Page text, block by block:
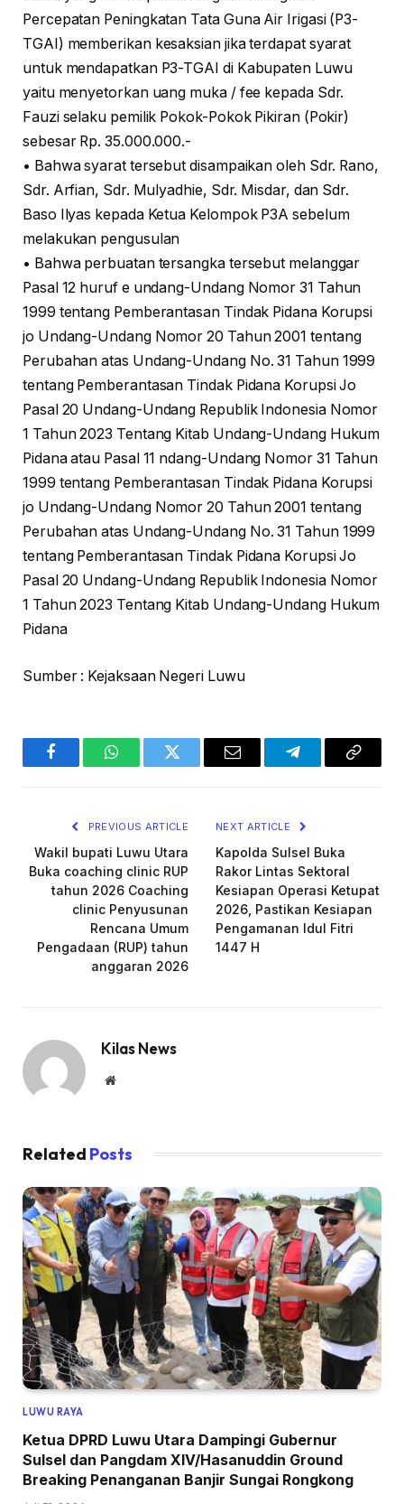
Percepatan Peningkatan Tata Guna Air Irigasi (P3-
TGAI) memberikan kesaksian jika terdapat syarat
untuk mendapatkan P3-TGAI di Kabupaten Luwu
yaitu menyetorkan uang muka / fee kepada Sdr.
Fauzi selaku pemilik Pokok-Pokok Pikiran (Pokir)
sebesar Rp. 35.000.000.-
• Bahwa syarat tersebut disampaikan oleh Sdr. Rano,
Sdr. Arfian, Sdr. Mulyadhie, Sdr. Misdar, dan Sdr.
Baso Ilyas kepada Ketua Kelompok P3A sebelum
melakukan pengusulan
• Bahwa perbuatan tersangka tersebut melanggar
Pasal 12 huruf e undang-Undang Nomor 31 Tahun
1999 tentang Pemberantasan Tindak Pidana Korupsi
jo Undang-Undang Nomor 20 Tahun 2001 tentang
Perubahan atas Undang-Undang No. 31 Tahun 1999
tentang Pemberantasan Tindak Pidana Korupsi Jo
Pasal 20 Undang-Undang Republik Indonesia Nomor
1 Tahun 2023 Tentang Kitab Undang-Undang Hukum
Pidana atau Pasal 11 ndang-Undang Nomor 31 Tahun
1999 tentang Pemberantasan Tindak Pidana Korupsi
jo Undang-Undang Nomor 20 Tahun 2001 tentang
Perubahan atas Undang-Undang No. 31 Tahun 1999
tentang Pemberantasan Tindak Pidana Korupsi Jo
Pasal 20 Undang-Undang Republik Indonesia Nomor
1 Tahun 2023 Tentang Kitab Undang-Undang Hukum
Pidana
Sumber : Kejaksaan Negeri Luwu
FacebookWhatsAppTwitter Email TelegramCopy
PREVIOUS ARTICLE
Wakil bupati Luwu Utara
Buka coaching clinic RUP
tahun 2026 Coaching
clinic Penyusunan
Rencana Umum
Pengadaan (RUP) tahun
anggaran 2026
NEXT ARTICLE
Kapolda Sulsel Buka
Rakor Lintas Sektoral
Kesiapan Operasi Ketupat
2026, Pastikan Kesiapan
Pengamanan Idul Fitri
1447 H
Kilas News
Website
Related Posts
LUWU RAYA
Ketua DPRD Luwu Utara Dampingi Gubernur
Sulsel dan Pangdam XIV/Hasanuddin Ground
Breaking Penanganan Banjir Sungai Rongkong